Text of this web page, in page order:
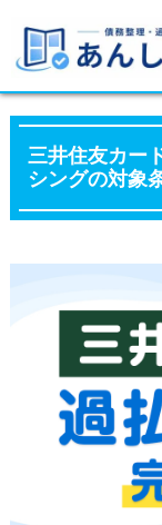
三井住友カー
シングの対象